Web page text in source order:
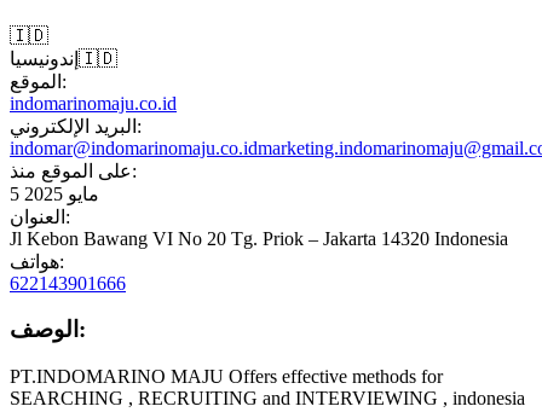
🇮🇩
إندونيسيا 🇮🇩
الموقع:
indomarinomaju.co.id
البريد الإلكتروني:
indomar@indomarinomaju.co.id
على الموقع منذ:
5 مايو 2025
العنوان:
Jl Kebon Bawang VI No 20 Tg. Priok – Jakarta 14320 Indonesia
هواتف:
622143901666
الوصف:
PT.INDOMARINO MAJU Offers effective methods for
SEARCHING , RECRUITING and INTERVIEWING , indonesia